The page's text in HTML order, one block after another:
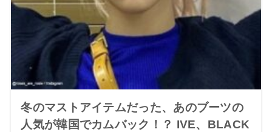
冬のマストアイテムだった、あのブーツの
人気が韓国でカムバック！？ IVE、BLACK